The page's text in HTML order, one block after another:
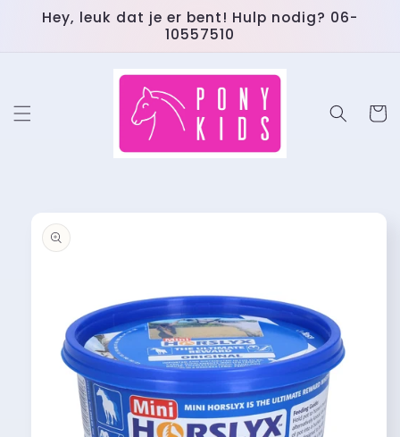
naar de
Hey, leuk dat je er bent! Hulp nodig? 06-
10557510